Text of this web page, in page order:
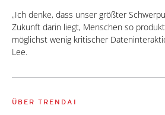
„Ich denke, dass unser größter
Zukunft darin liegt, Menschen so
möglichst wenig kritischer
Lee.
ÜBER TRENDAI